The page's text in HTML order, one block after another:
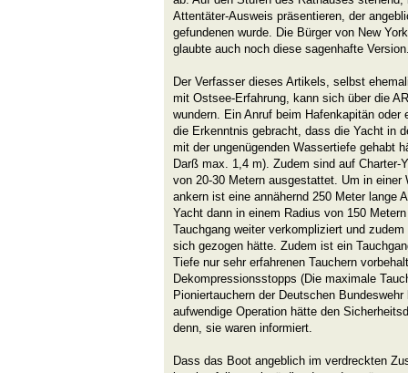
Attentäter-Ausweis präsentieren, der
gefundenen wurde. Die Bürger von New
glaubte auch noch diese sagenhafte
Der Verfasser dieses Artikels, selbst
mit Ostsee-Erfahrung, kann sich über die
wundern. Ein Anruf beim Hafenkapitän
die Erkenntnis gebracht, dass die Yacht in
mit der ungenügenden Wassertiefe gehabt
Darß max. 1,4 m). Zudem sind auf Charter-
von 20-30 Metern ausgestattet. Um in
ankern ist eine annähernd 250 Meter lange
Yacht dann in einem Radius von 150
Tauchgang weiter verkompliziert und
sich gezogen hätte. Zudem ist ein
Tiefe nur sehr erfahrenen Tauchern
Dekompressionsstopps (Die maximale
Pioniertauchern der Deutschen
aufwendige Operation hätte den
denn, sie waren informiert.
Dass das Boot angeblich im verdreckten